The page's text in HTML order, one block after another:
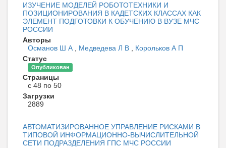
ИЗУЧЕНИЕ МОДЕЛЕЙ РОБОТОТЕХНИКИ И
ПОЗИЦИОНИРОВАНИЯ В КАДЕТСКИХ КЛАССАХ КАК
ЭЛЕМЕНТ ПОДГОТОВКИ К ОБУЧЕНИЮ В ВУЗЕ МЧС
РОССИИ
Авторы
Османов Ш А
Медведева Л В
Корольков А П
Статус
Опубликован
Страницы
с 48 по 50
Загрузки
2889
АВТОМАТИЗИРОВАННОЕ УПРАВЛЕНИЕ РИСКАМИ В
ТИПОВОЙ ИНФОРМАЦИОННО-ВЫЧИСЛИТЕЛЬНОЙ
СЕТИ ПОДРАЗДЕЛЕНИЯ ГПС МЧС РОССИИ